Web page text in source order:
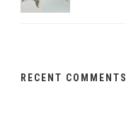
RECENT COMMENTS